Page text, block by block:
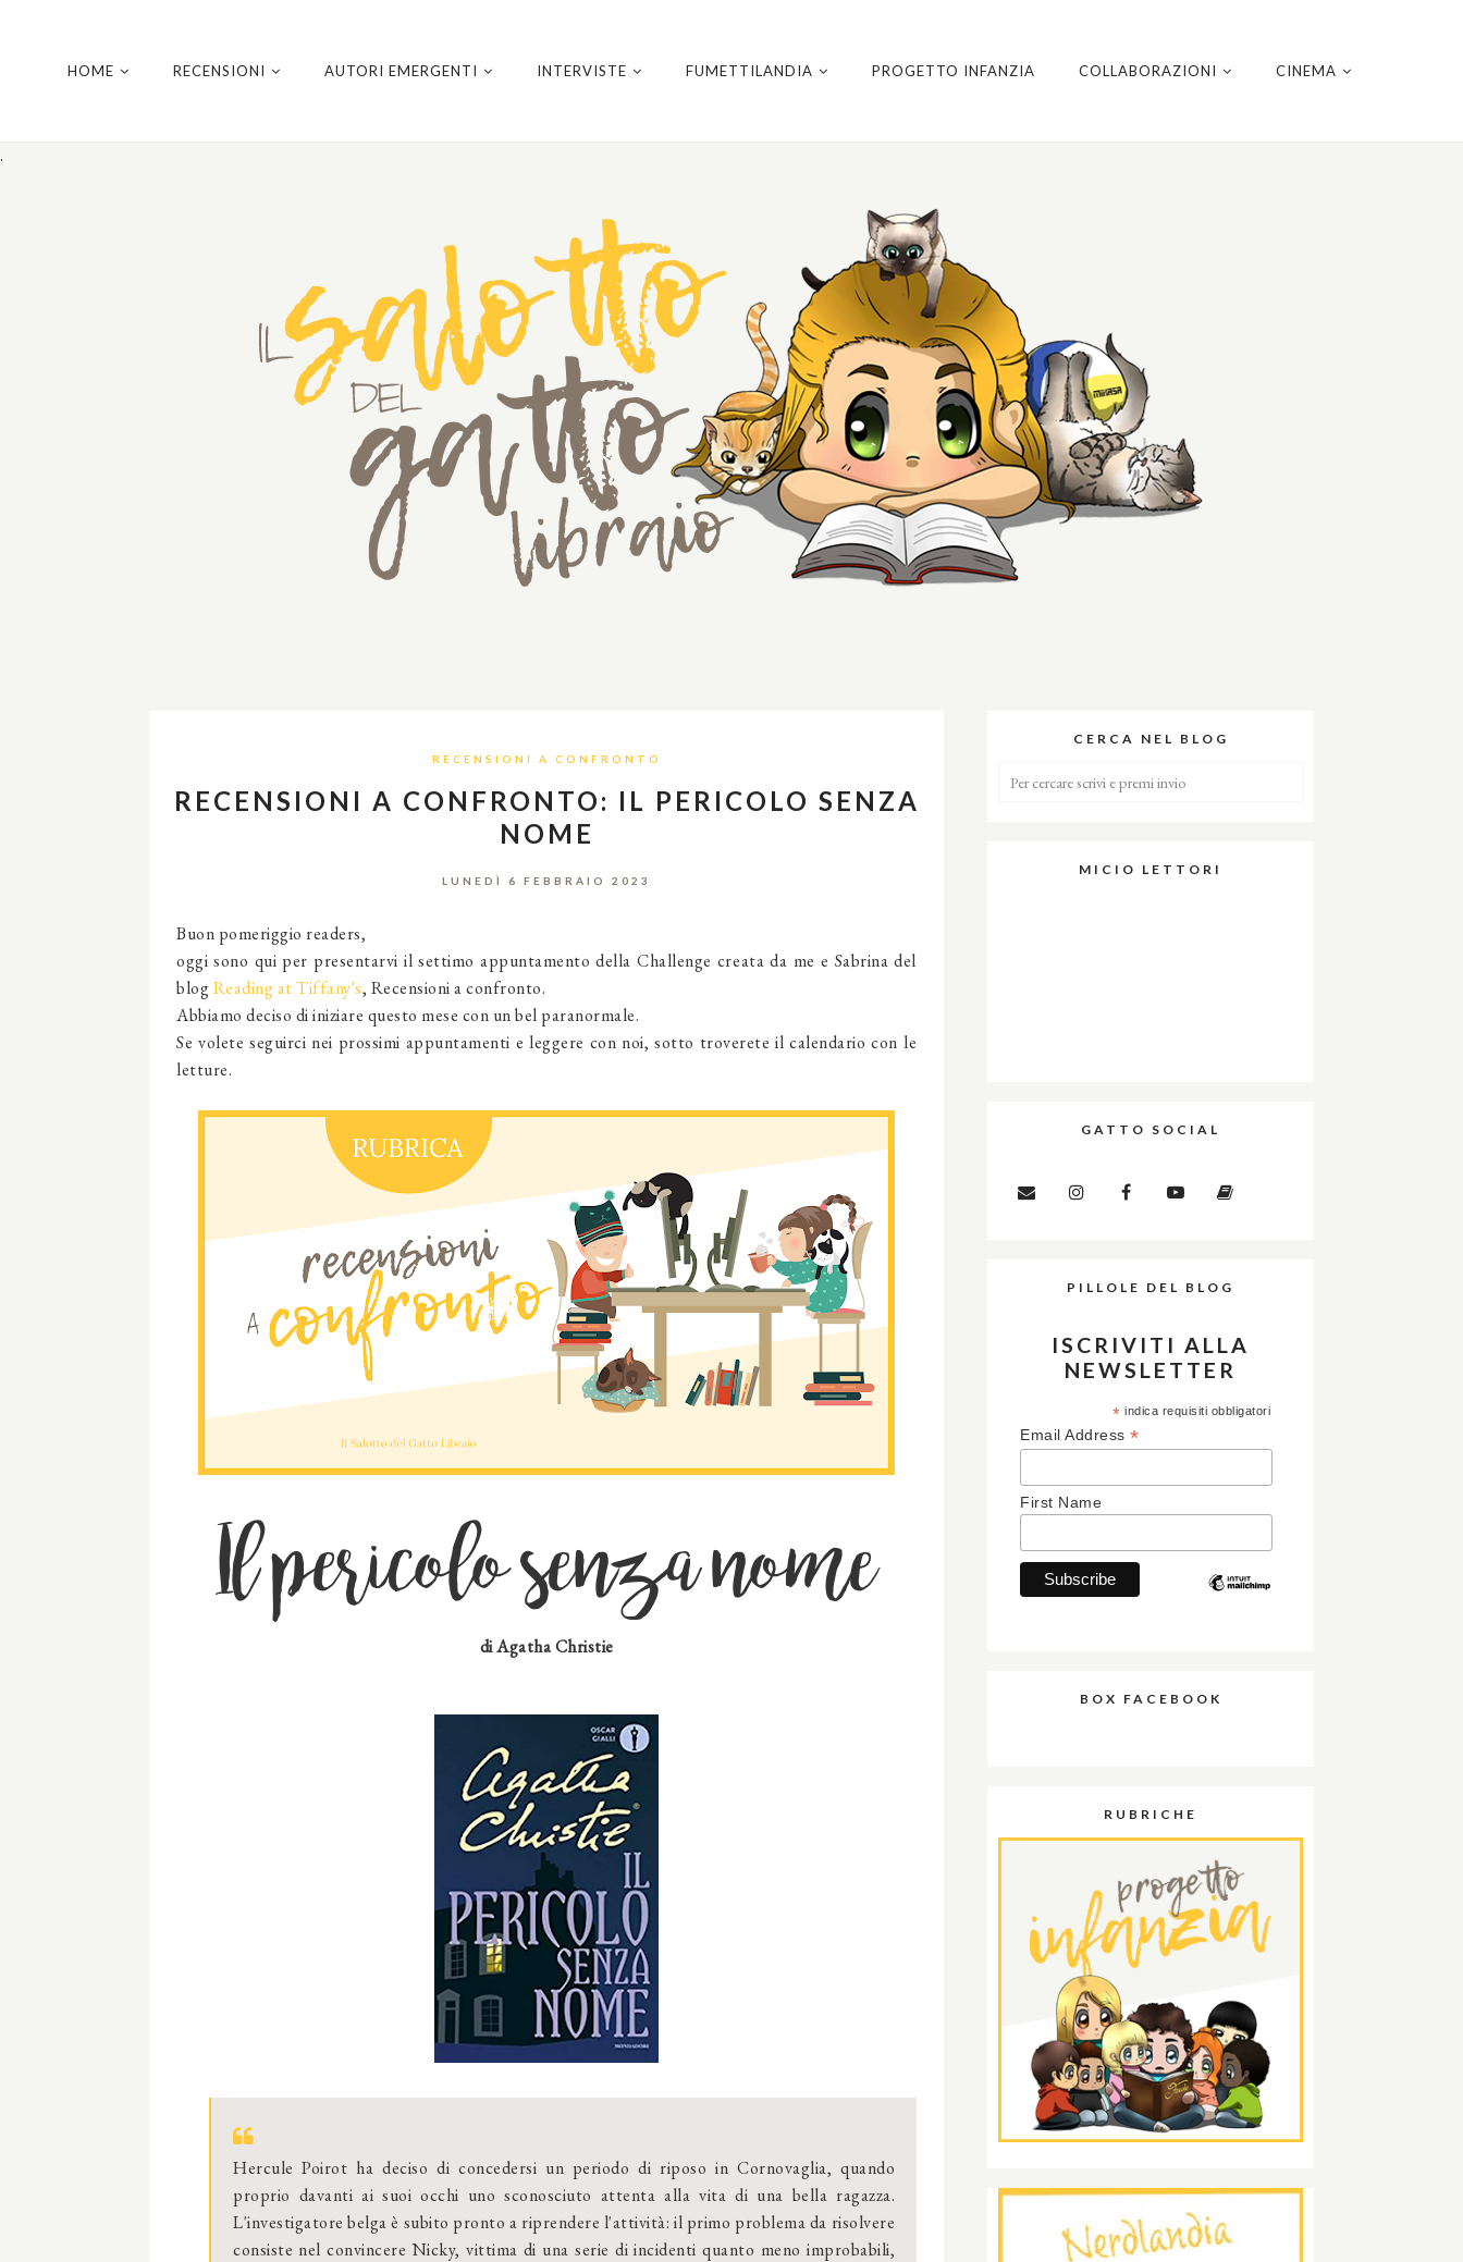
.
HOME RECENSIONI AUTORI EMERGENTI INTERVISTE FUMETTILANDIA PROGETTO INFANZIA COLLABORAZIONI CINEMA
RECENSIONI A CONFRONTO
RECENSIONI A CONFRONTO: IL PERICOLO SENZA
NOME
LUNEDÌ 6 FEBBRAIO 2023
Buon pomeriggio readers,
oggi sono qui per presentarvi il settimo appuntamento della Challenge creata da me e Sabrina del
blogReading at Tiffany's, Recensioni a confronto.
Abbiamo deciso di iniziare questo mese con un bel paranormale.
Se volete seguirci nei prossimi appuntamenti e leggere con noi, sotto troverete ilcalendario con le
letture.
Il pericolo senza nome
diAgatha Christie
Hercule Poirot ha deciso di concedersi un periodo di riposo in Cornovaglia, quando
proprio davanti ai suoi occhi uno sconosciuto attenta alla vita di una bella ragazza.
L'investigatore belga è subito pronto a riprendere l'attività: il primo problema da risolvere
consiste nel convincere Nicky, vittima di una serie di incidenti quanto meno improbabili,
CERCA NEL BLOG
MICIO LETTORI
GATTO SOCIAL
PILLOLE DEL BLOG
ISCRIVITI ALLA
NEWSLETTER
* indica requisiti obbligatori
Email Address *
First Name
BOX FACEBOOK
RUBRICHE